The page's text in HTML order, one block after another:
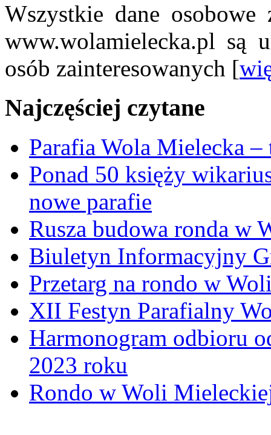
Wszystkie dane osobowe
www.wolamielecka.pl są
osób zainteresowanych [
Najczęściej czytane
Parafia Wola Mielecka
Ponad 50 księży
nowe parafie
Rusza budowa ronda w
Biuletyn Informacyjny
Przetarg na rondo w
XII Festyn Parafialny
Harmonogram odbioru
2023 roku
Rondo w Woli